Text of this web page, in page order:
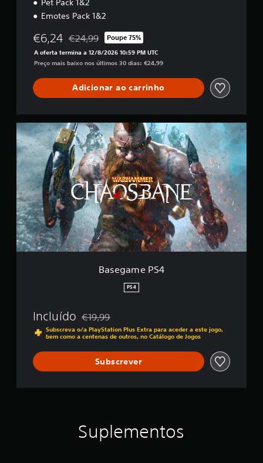
Pet Pack 1&2
Emotes Pack 1&2
€6,24 Com desconto em relação ao preço original de
€24,99 Poupe 75%
A oferta termina a 12/8/2026 10:59 PM UTC
Preço mais baixo nos últimos 30 dias: €24,99
Adicionar ao carrinho
B
a
s
e
g
m
e
P
S
4
Basegame PS4
PS4
Incluído Com desconto em relação ao preço original de
€19,99
Subscreva o/a PlayStation Plus Extra para aceder a este jogo,
bem como a centenas de outros, no Catálogo de Jogos
Subscrever
Suplementos